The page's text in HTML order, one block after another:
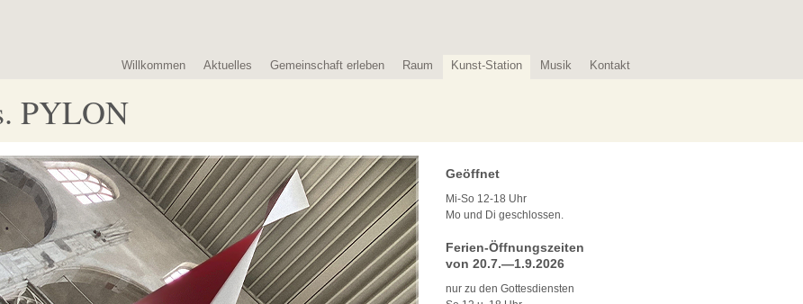
Willkommen Aktuelles Gemeinschaft erleben Raum Kunst-Station Musik Kontakt
PYLON
Geöffnet
Mi-So 12-18 Uhr
Mo und Di geschlossen.
Ferien-Öffnungszeiten
von 20.7.—1.9.2026
nur zu den Gottesdiensten